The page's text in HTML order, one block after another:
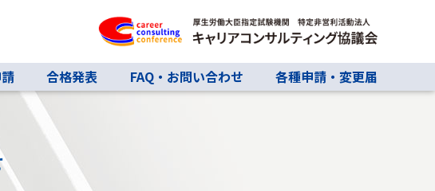
合格発表 FAQ・お問い合わせ 各種申請・変更届